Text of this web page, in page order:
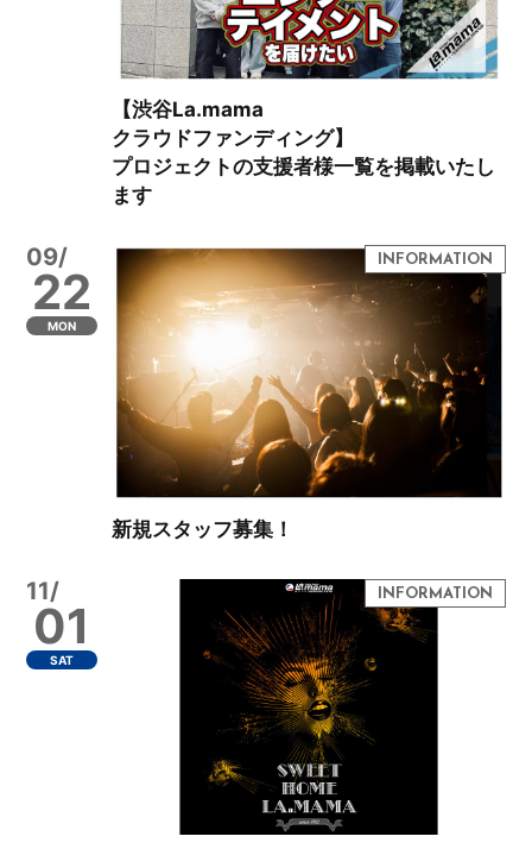
【渋谷La.mama
クラウドファンディング】
プロジェクトの支援者様一覧を掲載いたし
ます
09/
22
MON
新規スタッフ募集！
11/
01
SAT